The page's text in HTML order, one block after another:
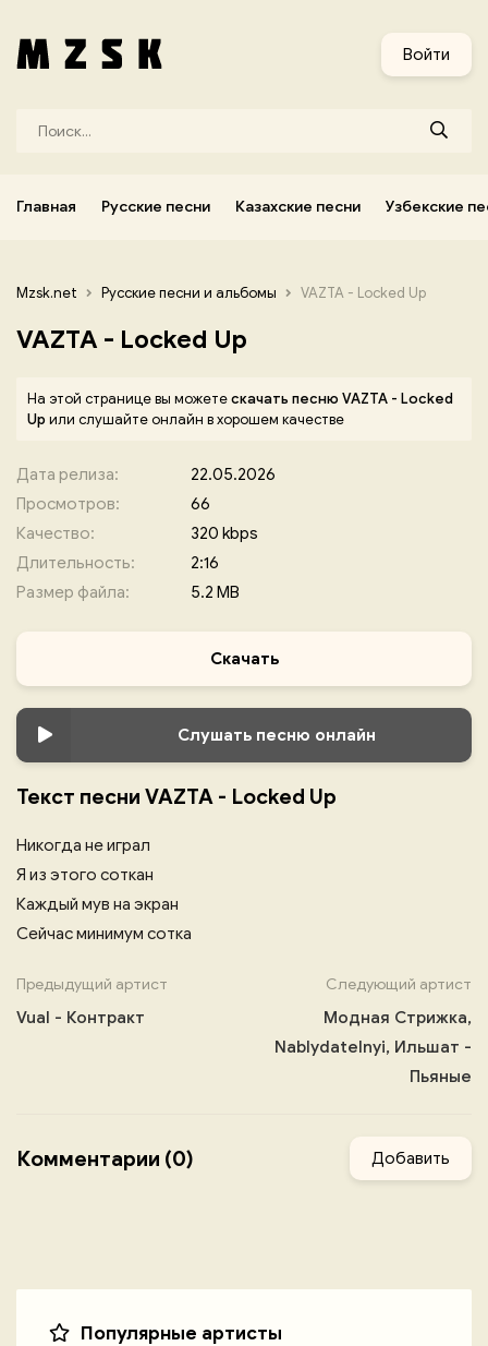
Войти
Главная Русские песни Казахские песни Узбекские
Mzsk.net Русские песни и альбомы VAZTA - Locked Up
VAZTA - Locked Up
На этой странице вы можетескачать песню VAZTA - Locked
Upили слушайте онлайн в хорошем качестве
Дата релиза:
22.05.2026
Просмотров:
66
Качество:
320 kbps
Длительность:
2:16
Размер файла:
5.2 MB
Скачать
Слушать песню онлайн
Текст песни VAZTA - Locked Up
Никогда не играл
Я из этого соткан
Каждый мув на экран
Сейчас минимум сотка
Предыдущий артист
Vual - Контракт
Следующий артист
Модная Стрижка,
Nablydatelnyi, Ильшат -
Пьяные
Комментарии (0) Добавить
Популярные артисты
Узбекские песни Корейские песни